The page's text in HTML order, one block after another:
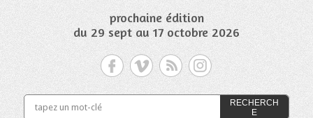
prochaine édition
du 29 sept au 17 octobre 2026
RECHERCH
E